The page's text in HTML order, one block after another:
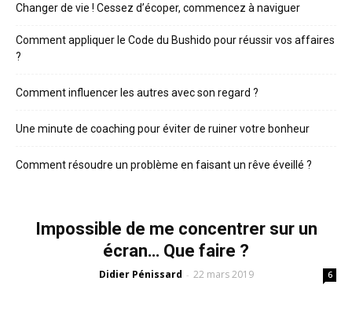
Changer de vie ! Cessez d’écoper, commencez à naviguer
Comment appliquer le Code du Bushido pour réussir vos affaires
?
Comment influencer les autres avec son regard ?
Une minute de coaching pour éviter de ruiner votre bonheur
Comment résoudre un problème en faisant un rêve éveillé ?
Impossible de me concentrer sur un
écran… Que faire ?
Didier Pénissard - 22 mars 2019 6